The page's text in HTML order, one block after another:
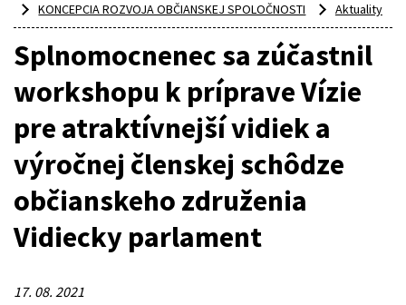
KONCEPCIA ROZVOJA OBČIANSKEJ SPOLOČNOSTI
Aktuality
Splnomocnenec sa zúčastnil
workshopu k príprave Vízie
pre atraktívnejší vidiek a
výročnej členskej schôdze
občianskeho združenia
Vidiecky parlament
17. 08. 2021